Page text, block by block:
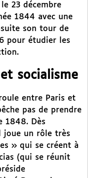
23 décembre
1844 avec une
son tour de
pour étudier les
socialisme
entre Paris et
pas de prendre
1848. Dès
joue un rôle très
» qui se créent à
(qui se réunit